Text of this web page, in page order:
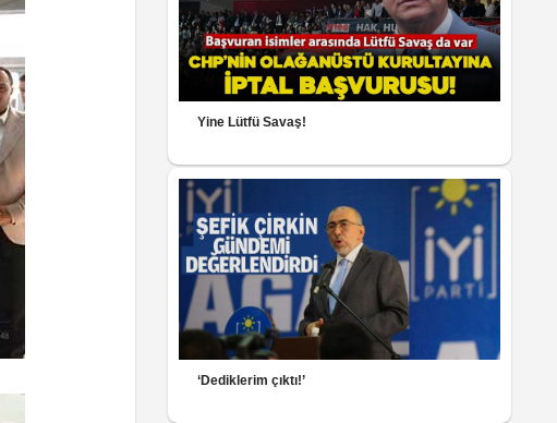
Yine Lütfü Savaş!
‘Dediklerim çıktı!’